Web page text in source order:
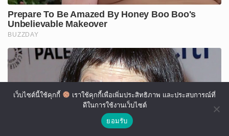
เว็บไซต์นี้ใช้คุกกี้
เราใช้คุกกี้เพื่อเพิ่มประสิทธิภาพ และประสบการณ์ที่
ดีในการใช้งานเว็บไซต์
ยอมรับ